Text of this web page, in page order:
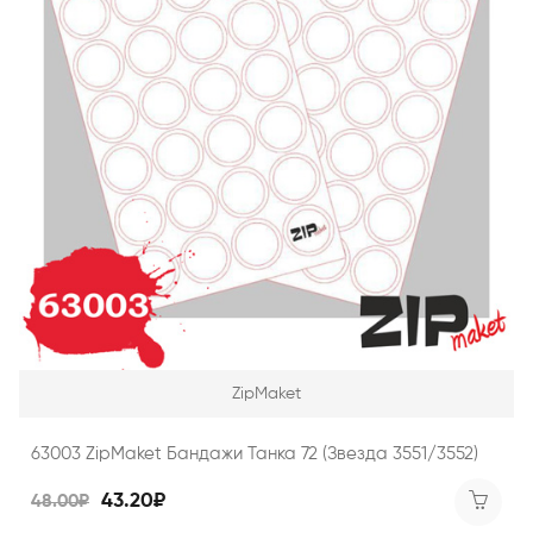
ZipMaket
63003 ZipMaket Бандажи Танка 72 (Звезда 3551/3552)
48.00₽ 43.20₽